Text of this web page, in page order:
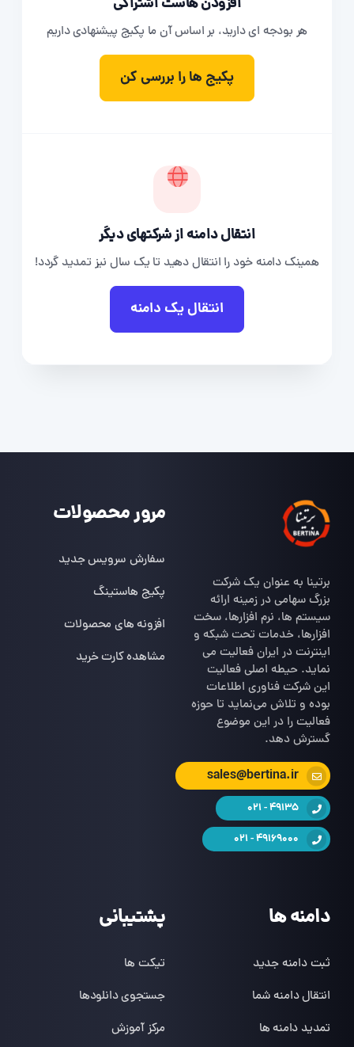
افزودن هاست اشتراکی
هر بودجه ای دارید، بر اساس آن ما پکیج پیشنهادی داریم
پکیج ها را بررسی کن
انتقال دامنه از شرکتهای دیگر
همینک دامنه خود را انتقال دهید تا یک سال نیز تمدید گردد!
انتقال یک دامنه
برتینا به عنوان یک شرکت
بزرگ سهامی در زمینه ارائه
سیستم ها، نرم افزارها، سخت
افزارها، خدمات تحت شبکه و
اینترنت در ایران فعالیت می
نماید. حیطه اصلی فعالیت
این شرکت فناوری اطلاعات
بوده و تلاش می‌نماید تا حوزه
فعالیت را در این موضوع
گسترش دهد.
sales@bertina.ir
49135 - 021
49169000 - 021
مرور محصولات
سفارش سرویس جدید
پکیج هاستینگ
افزونه های محصولات
مشاهده کارت خرید
دامنه ها
ثبت دامنه جدید
انتقال دامنه شما
تمدید دامنه ها
پشتیبانی
تیکت ها
جستجوی دانلودها
مرکز آموزش